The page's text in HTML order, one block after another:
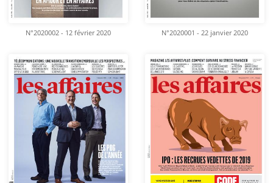
N°2020002 - 12 février 2020 N°2020001 - 22 janvier 2020